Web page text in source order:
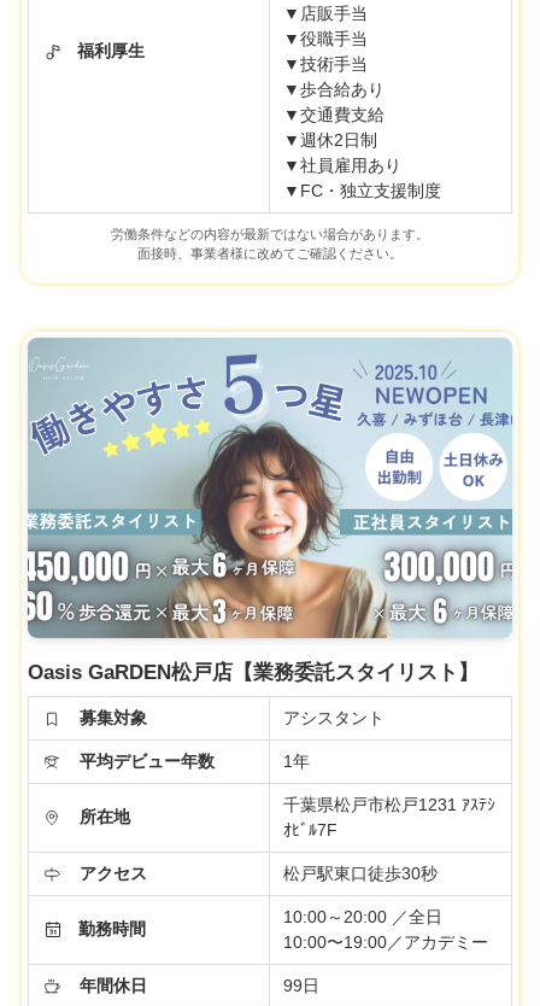
福利厚生
▼店販手当
▼役職手当
▼技術手当
▼歩合給あり
▼交通費支給
▼週休2日制
▼社員雇用あり
▼FC・独立支援制度
労働条件などの内容が最新ではない場合があります。
面接時、事業者様に改めてご確認ください。
Oasis GaRDEN松戸店【業務委託スタイリスト】
募集対象 アシスタント
平均デビュー年数 1年
所在地
千葉県松戸市松戸1231 ｱｽﾃｼ
ｵﾋﾞﾙ7F
アクセス 松戸駅東口徒歩30秒
勤務時間
10:00～20:00 ／全日
10:00〜19:00／アカデミー
年間休日 99日